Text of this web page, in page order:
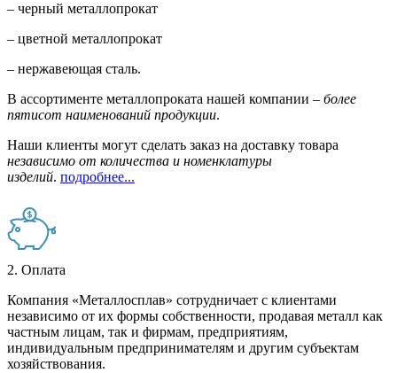
– черный металлопрокат
– цветной металлопрокат
– нержавеющая сталь.
В ассортименте металлопроката нашей компании – более
пятисот наименований продукции.
Наши клиенты могут сделать заказ на доставку товара
независимо от количества и номенклатуры
изделий. подробнее...
2. Оплата
Компания «Металлосплав» сотрудничает с клиентами
независимо от их формы собственности, продавая металл как
частным лицам, так и фирмам, предприятиям,
индивидуальным предпринимателям и другим субъектам
хозяйствования.